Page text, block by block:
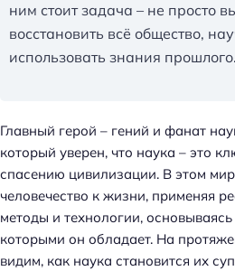
ним стоит задача – не просто
восстановить всё общество,
использовать знания прошлого.
Главный герой – гений и фанат
который уверен, что наука – это
спасению цивилизации. В этом
человечество к жизни, применяя
методы и технологии,
которыми он обладает. На
видим, как наука становится их